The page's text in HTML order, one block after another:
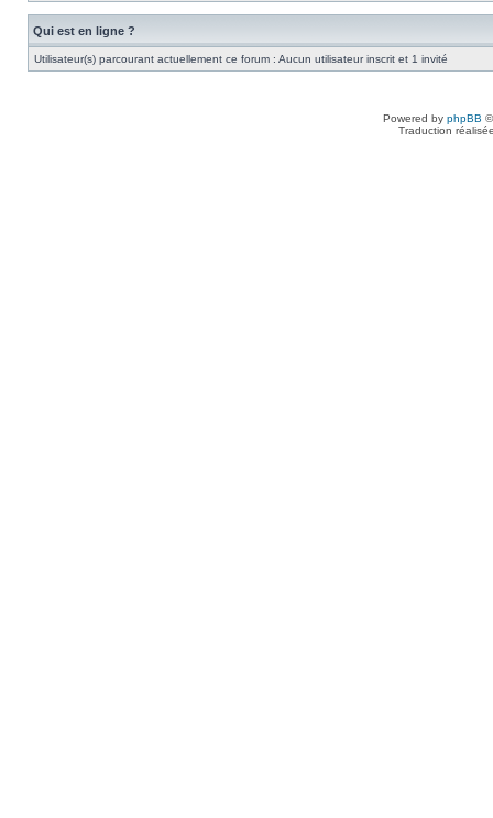
Qui est en ligne ?
Utilisateur(s) parcourant actuellement ce forum : Aucun utilisateur inscrit et 1 invité
Powered by phpBB
Traduction